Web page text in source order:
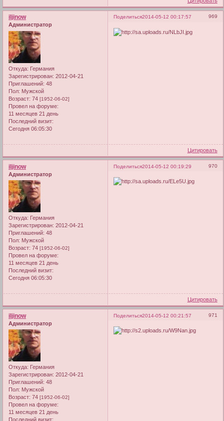
Поделиться 969
2014-05-12 00:17:57
iljinow
Администратор
Откуда: Германия
Зарегистрирован: 2012-04-21
Приглашений: 48
Пол: Мужской
Возраст: 74 [1952-06-02]
Провел на форуме:
11 месяцев 21 день
Последний визит:
Сегодня 06:05:30
Цитировать
Поделиться 970
2014-05-12 00:19:29
iljinow
Администратор
Откуда: Германия
Зарегистрирован: 2012-04-21
Приглашений: 48
Пол: Мужской
Возраст: 74 [1952-06-02]
Провел на форуме:
11 месяцев 21 день
Последний визит:
Сегодня 06:05:30
Цитировать
Поделиться 971
2014-05-12 00:21:57
iljinow
Администратор
Откуда: Германия
Зарегистрирован: 2012-04-21
Приглашений: 48
Пол: Мужской
Возраст: 74 [1952-06-02]
Провел на форуме:
11 месяцев 21 день
Последний визит: